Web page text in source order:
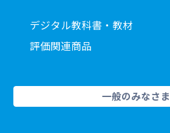
デジタル教科書・教材
評価関連商品
一般のみなさま